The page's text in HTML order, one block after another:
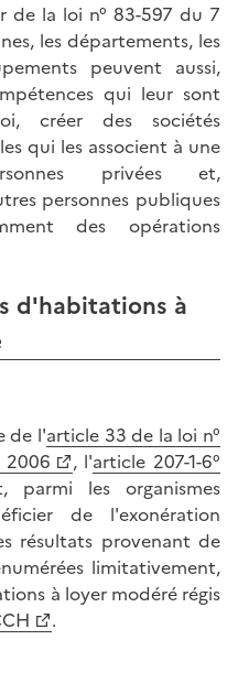
de la loi n° 83-597 du 7
les départements, les
peuvent aussi,
qui leur sont
créer des sociétés
qui les associent à une
privées et,
personnes publiques
des opérations
d'habitations à
de l'article 33 de la loi n°
, l'article 207-1-6°
parmi les organismes
de l'exonération
résultats provenant de
limitativement,
à loyer modéré régis
.